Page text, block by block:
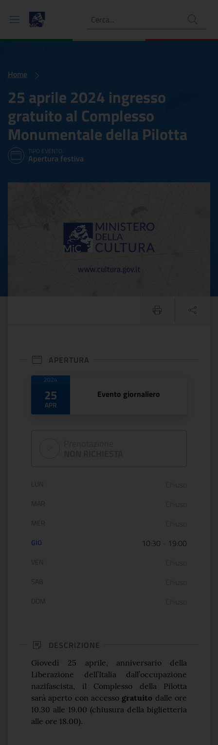
Ricerca
Home
25 aprile 2024 ingresso
gratuito al Complesso
Monumentale della Pilotta
TIPO EVENTO:
Apertura festiva
APERTURA
Date di apertura
2024
25
APR
Evento giornaliero
Orario di apertura:
LUN
MAR
MER
GIO 10:30 19:00
VEN
SAB
DOM
DESCRIZIONE
Giovedì 25 aprile, anniversario della
Liberazione dell’Italia dall’occupazione
nazifascista, il Complesso della Pilotta
sarà aperto con accesso gratuito dalle ore
10.30 alle 19.00 (chiusura della biglietteria
alle ore 18.00).